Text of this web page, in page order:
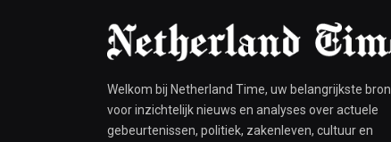
Welkom bij Netherland Time, uw belangrijkste bron
voor inzichtelijk nieuws en analyses over actuele
gebeurtenissen, politiek, zakenleven, cultuur en